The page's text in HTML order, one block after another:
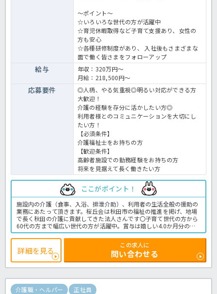
～ポイント～
☆いろいろな世代の方が活躍中
☆育児休暇取得など子育て支援あり、女性の
方も安心
☆各種研修制度があり、 入社後もさまざまな
面で働く皆さまをフォローアップ
給与
年収：320万円～
月給：218,500円～
応募要件
◎人柄、やる気重視◎明るい対応ができる方
大歓迎！
介護の経験を存分に活かしたい方◎
利用者様とのコミュニケーションを大切にし
たい方！
【必須条件】
介護福祉士をお持ちの方
【歓迎条件】
高齢者施設での勤務経験をお持ちの方
将来を見据えて長く働きたい方
ここがポイント！
施設内の介護（食事、入浴、排泄介助）、利用者の生活全般の援助の
業務にあたって頂きます。桜丘会は秋田市の福祉の推進を掲げ、地場
で長く秋田の介護に貢献してきた法人さんです〇子育て世代の方から
60代の方まで幅広い世代の方が活躍中。賞与は嬉しい4.0か月分の支
給実績！役職に応じた手当も充実で、しっかり稼ぎながらお勤めでき
ます☆ご興味のある方は、ほっ介護までお気軽にご相談ください！介
護老人保健施設での介護業務全般です。
＜介護職 正職員 介護老人保健施設の求人＞
詳細を見る
この求人に
問い合わせる
介護職・ヘルパー 正社員